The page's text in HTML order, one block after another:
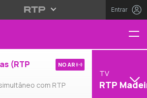
Entrar
(RTP
com RTP
NO AR
TV
RTP